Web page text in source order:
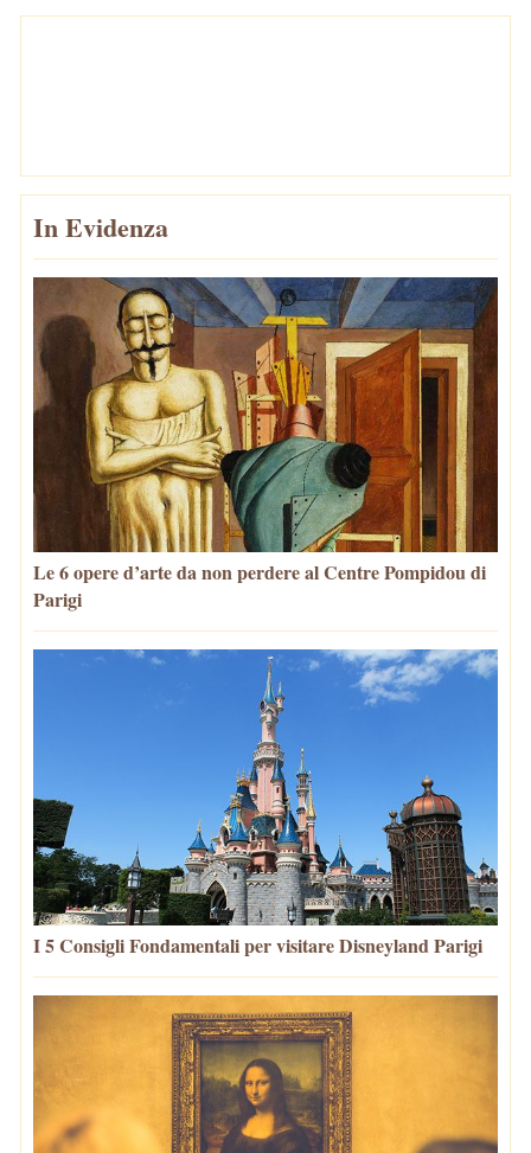
In Evidenza
Le 6 opere d’arte da non perdere al Centre Pompidou di
Parigi
I 5 Consigli Fondamentali per visitare Disneyland Parigi